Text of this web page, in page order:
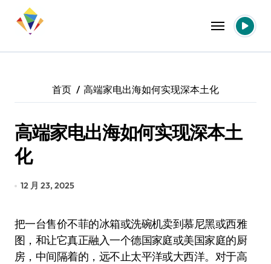
首页 高端家电出海如何实现深本土化
高端家电出海如何实现深本土
化
12 月 23, 2025
把一台售价不菲的冰箱或洗碗机卖到慕尼黑或西雅
图，和让它真正融入一个德国家庭或美国家庭的厨
房，中间隔着的，远不止太平洋或大西洋。对于高